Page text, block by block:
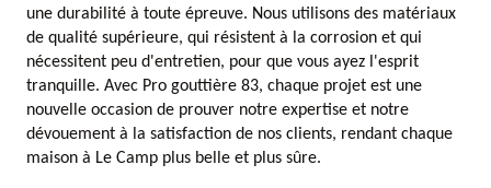
une durabilité à toute épreuve. Nous utilisons des matériaux
de qualité supérieure, qui résistent à la corrosion et qui
nécessitent peu d'entretien, pour que vous ayez l'esprit
tranquille. Avec Pro gouttière 83, chaque projet est une
nouvelle occasion de prouver notre expertise et notre
dévouement à la satisfaction de nos clients, rendant chaque
maison à Le Camp plus belle et plus sûre.